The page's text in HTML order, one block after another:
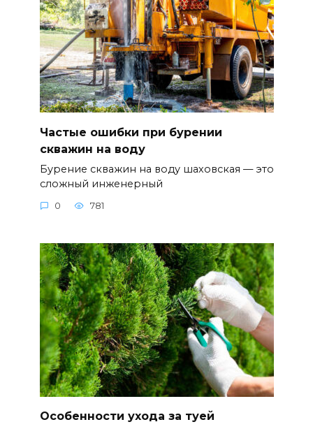
Частые ошибки при бурении
скважин на воду
Бурение скважин на воду шаховская — это
сложный инженерный
0 781
Особенности ухода за туей